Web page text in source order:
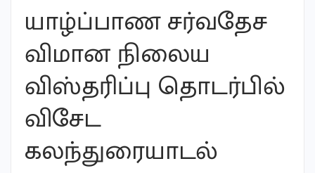
யாழ்ப்பாண சர்வதேச
விமான நிலைய
விஸ்தரிப்பு தொடர்பில்
விசேட
கலந்துரையாடல்